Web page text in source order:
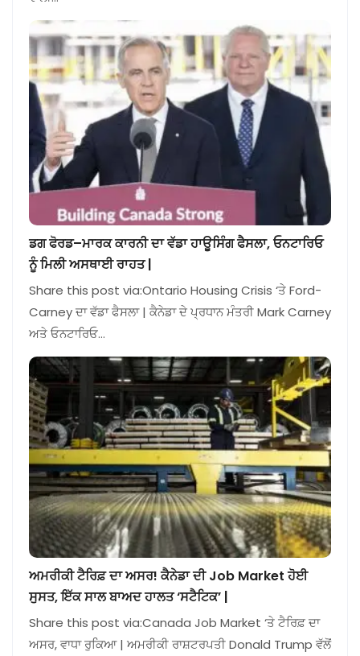
ਡਗ ਫੋਰਡ–ਮਾਰਕ ਕਾਰਨੀ ਦਾ ਵੱਡਾ ਹਾਊਸਿੰਗ ਫੈਸਲਾ, ਓਨਟਾਰਿਓ
ਨੂੰ ਮਿਲੀ ਅਸਥਾਈ ਰਾਹਤ |
Share this post via:Ontario Housing Crisis ‘ਤੇ Ford-
Carney ਦਾ ਵੱਡਾ ਫੈਸਲਾ | ਕੈਨੇਡਾ ਦੇ ਪ੍ਰਧਾਨ ਮੰਤਰੀ Mark Carney
ਅਤੇ ਓਨਟਾਰਿਓ…
ਅਮਰੀਕੀ ਟੈਰਿਫ਼ ਦਾ ਅਸਰ! ਕੈਨੇਡਾ ਦੀ Job Market ਹੋਈ
ਸੁਸਤ, ਇੱਕ ਸਾਲ ਬਾਅਦ ਹਾਲਤ ‘ਸਟੈਟਿਕ’ |
Share this post via:Canada Job Market ‘ਤੇ ਟੈਰਿਫ਼ ਦਾ
ਅਸਰ, ਵਾਧਾ ਰੁਕਿਆ | ਅਮਰੀਕੀ ਰਾਸ਼ਟਰਪਤੀ Donald Trump ਵੱਲੋਂ